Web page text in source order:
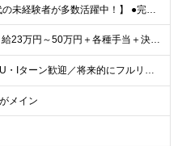
【20代・30代の未経験者が多数活躍中！】 ●完全未経験、第二新卒、既卒、フリーターの方大歓迎！ ●学歴・職歴・転職回数・ブランク一切不問 ※34歳までの方（若年層の長期キャリア形成を図るため） ★
【首都圏】 月給23万円～50万円＋各種手当＋決算賞与 【大阪】 月給22万円～50万円＋各種手当＋決算賞与 【愛知】 月給21.5万円～50万円＋各種手当＋決算賞与 【福岡・宮城】 月給20万
【転勤なし／U・Iターン歓迎／将来的にフルリモートOK】 本社（新宿区）、大阪支店、名古屋支店または東京都・神奈川県・千葉県・埼玉県・愛知県・大阪府・福岡県をはじめ、全国のプロジェクト先 ※ご希望を
メイン